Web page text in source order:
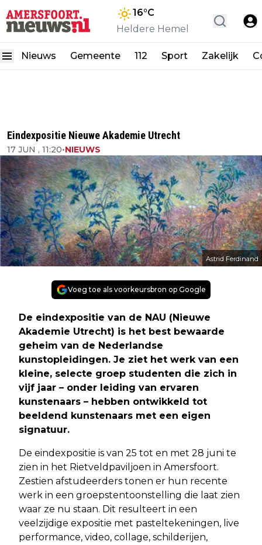
16°C
Heldere Hemel
Nieuws Gemeente 112 Sport Zakelijk
Eindexpositie Nieuwe Akademie Utrecht
17 JUN , 11:20•NIEUWS
Astrid Ferdinand
Voeg toe als voorkeursbron op Google
De eindexpositie van de NAU (Nieuwe
Akademie Utrecht) is het best bewaarde
geheim van de Nederlandse
kunstopleidingen. Je ziet het werk van een
kleine, selecte groep studenten die zich in
vijf jaar – onder leiding van ervaren
kunstenaars – hebben ontwikkeld tot
beeldend kunstenaars met een eigen
signatuur.
De eindexpositie is van 25 tot en met 28 juni te
zien in het Rietveldpaviljoen in Amersfoort.
Zestien afstudeerders tonen er hun recente
werk in een groepstentoonstelling die laat zien
waar ze nu staan. Dit resulteert in een
veelzijdige expositie met pasteltekeningen, live
performance, video, collage, schilderijen,